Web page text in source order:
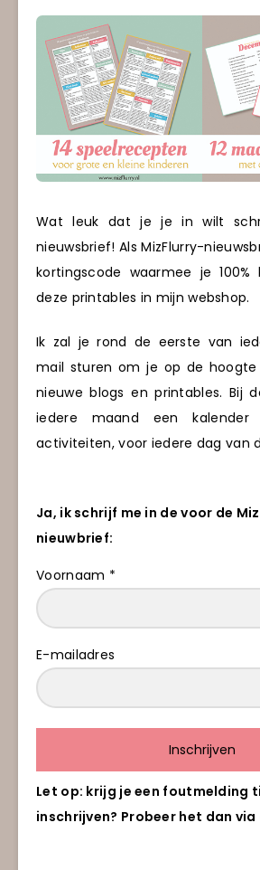
Wat leuk dat je je in wilt
nieuwsbrief! Als MizFlurry-
kortingscode waarmee je
deze printables in mijn webshop.
Ik zal je rond de eerste van
mail sturen om je op de
nieuwe blogs en printables. Bij
iedere maand een
activiteiten, voor iedere dag van
Ja, ik schrijf me in de voor de
nieuwbrief:
Voornaam *
E-mailadres
Inschrijven
Let op: krijg je een foutmelding
inschrijven? Probeer het dan via